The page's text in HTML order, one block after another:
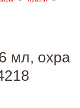
мл, охра